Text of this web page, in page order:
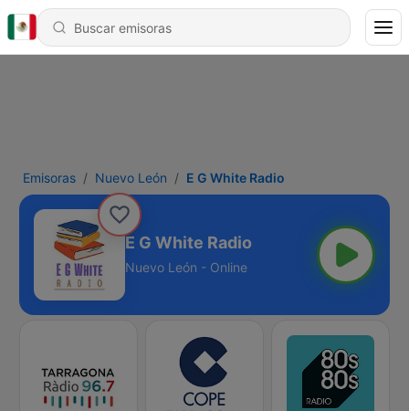
Emisoras Nuevo León E G White Radio
E G White Radio
Nuevo León - Online